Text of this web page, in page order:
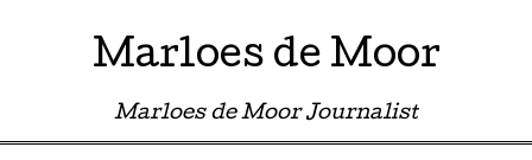
Marloes de Moor
Marloes de Moor Journalist